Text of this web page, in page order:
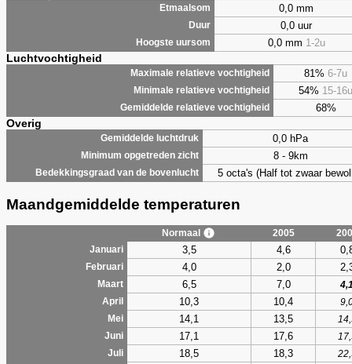
Etmaalsom 0,0 mm
Duur 0,0 uur
Hoogste uursom 0,0 mm 1-2u
Luchtvochtigheid
Maximale relatieve vochtigheid 81% 6-7u
Minimale relatieve vochtigheid 54% 15-16u
Gemiddelde relatieve vochtigheid 68%
Overig
Gemiddelde luchtdruk 0,0 hPa
Minimum opgetreden zicht 8 - 9km
Bedekkingsgraad van de bovenlucht 5 octa's (Half tot zwaar
Maandgemiddelde temperaturen
Normaal 2005
Januari
3,5 4,6
Februari 4,0 2,0
Maart 6,5 7,0
April
10,3 10,4
Mei
14,1 13,5
Juni
17,1 17,6
Juli
18,5 18,3